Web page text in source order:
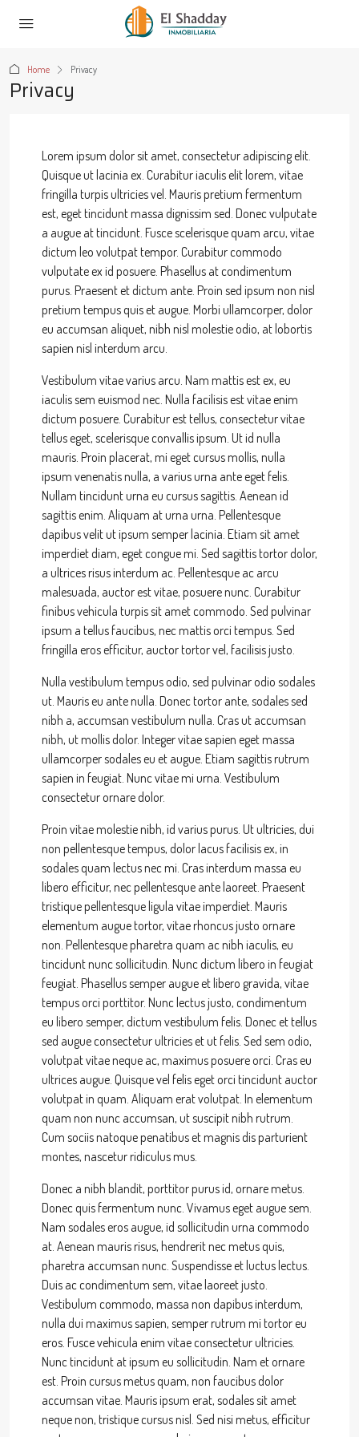
Home Privacy
Privacy
Lorem ipsum dolor sit amet, consectetur adipiscing elit.
Quisque ut lacinia ex. Curabitur iaculis elit lorem, vitae
fringilla turpis ultricies vel. Mauris pretium fermentum
est, eget tincidunt massa dignissim sed. Donec vulputate
a augue at tincidunt. Fusce scelerisque quam arcu, vitae
dictum leo volutpat tempor. Curabitur commodo
vulputate ex id posuere. Phasellus at condimentum
purus. Praesent et dictum ante. Proin sed ipsum non nisl
pretium tempus quis et augue. Morbi ullamcorper, dolor
eu accumsan aliquet, nibh nisl molestie odio, at lobortis
sapien nisl interdum arcu.
Vestibulum vitae varius arcu. Nam mattis est ex, eu
iaculis sem euismod nec. Nulla facilisis est vitae enim
dictum posuere. Curabitur est tellus, consectetur vitae
tellus eget, scelerisque convallis ipsum. Ut id nulla
mauris. Proin placerat, mi eget cursus mollis, nulla
ipsum venenatis nulla, a varius urna ante eget felis.
Nullam tincidunt urna eu cursus sagittis. Aenean id
sagittis enim. Aliquam at urna urna. Pellentesque
dapibus velit ut ipsum semper lacinia. Etiam sit amet
imperdiet diam, eget congue mi. Sed sagittis tortor dolor,
a ultrices risus interdum ac. Pellentesque ac arcu
malesuada, auctor est vitae, posuere nunc. Curabitur
finibus vehicula turpis sit amet commodo. Sed pulvinar
ipsum a tellus faucibus, nec mattis orci tempus. Sed
fringilla eros efficitur, auctor tortor vel, facilisis justo.
Nulla vestibulum tempus odio, sed pulvinar odio sodales
ut. Mauris eu ante nulla. Donec tortor ante, sodales sed
nibh a, accumsan vestibulum nulla. Cras ut accumsan
nibh, ut mollis dolor. Integer vitae sapien eget massa
ullamcorper sodales eu et augue. Etiam sagittis rutrum
sapien in feugiat. Nunc vitae mi urna. Vestibulum
consectetur ornare dolor.
Proin vitae molestie nibh, id varius purus. Ut ultricies, dui
non pellentesque tempus, dolor lacus facilisis ex, in
sodales quam lectus nec mi. Cras interdum massa eu
libero efficitur, nec pellentesque ante laoreet. Praesent
tristique pellentesque ligula vitae imperdiet. Mauris
elementum augue tortor, vitae rhoncus justo ornare
non. Pellentesque pharetra quam ac nibh iaculis, eu
tincidunt nunc sollicitudin. Nunc dictum libero in feugiat
feugiat. Phasellus semper augue et libero gravida, vitae
tempus orci porttitor. Nunc lectus justo, condimentum
eu libero semper, dictum vestibulum felis. Donec et tellus
sed augue consectetur ultricies et ut felis. Sed sem odio,
volutpat vitae neque ac, maximus posuere orci. Cras eu
ultrices augue. Quisque vel felis eget orci tincidunt auctor
volutpat in quam. Aliquam erat volutpat. In elementum
quam non nunc accumsan, ut suscipit nibh rutrum.
Cum sociis natoque penatibus et magnis dis parturient
montes, nascetur ridiculus mus.
Donec a nibh blandit, porttitor purus id, ornare metus.
Donec quis fermentum nunc. Vivamus eget augue sem.
Nam sodales eros augue, id sollicitudin urna commodo
at. Aenean mauris risus, hendrerit nec metus quis,
pharetra accumsan nunc. Suspendisse et luctus lectus.
Duis ac condimentum sem, vitae laoreet justo.
Vestibulum commodo, massa non dapibus interdum,
nulla dui maximus sapien, semper rutrum mi tortor eu
eros. Fusce vehicula enim vitae consectetur ultricies.
Nunc tincidunt at ipsum eu sollicitudin. Nam et ornare
est. Proin cursus metus quam, non faucibus dolor
accumsan vitae. Mauris ipsum erat, sodales sit amet
neque non, tristique cursus nisl. Sed nisi metus, efficitur